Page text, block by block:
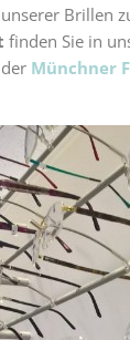
Brillen
finden Sie in
Münchner